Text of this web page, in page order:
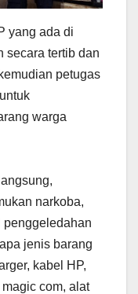
yang ada di
secara tertib dan
petugas
warga
narkoba,
penggeledahan
jenis barang
kabel HP,
com, alat